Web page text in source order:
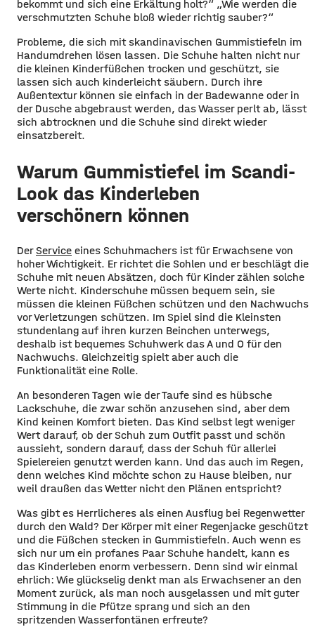
bekommt und sich eine Erkältung holt?“ „Wie werden die
verschmutzten Schuhe bloß wieder richtig sauber?“
Probleme, die sich mit skandinavischen Gummistiefeln im
Handumdrehen lösen lassen. Die Schuhe halten nicht nur
die kleinen Kinderfüßchen trocken und geschützt, sie
lassen sich auch kinderleicht säubern. Durch ihre
Außentextur können sie einfach in der Badewanne oder in
der Dusche abgebraust werden, das Wasser perlt ab, lässt
sich abtrocknen und die Schuhe sind direkt wieder
einsatzbereit.
Warum Gummistiefel im Scandi-
Look das Kinderleben
verschönern können
DerService eines Schuhmachers ist für Erwachsene von
hoher Wichtigkeit. Er richtet die Sohlen und er beschlägt die
Schuhe mit neuen Absätzen, doch für Kinder zählen solche
Werte nicht. Kinderschuhe müssen bequem sein, sie
müssen die kleinen Füßchen schützen und den Nachwuchs
vor Verletzungen schützen. Im Spiel sind die Kleinsten
stundenlang auf ihren kurzen Beinchen unterwegs,
deshalb ist bequemes Schuhwerk das A und O für den
Nachwuchs. Gleichzeitig spielt aber auch die
Funktionalität eine Rolle.
An besonderen Tagen wie der Taufe sind es hübsche
Lackschuhe, die zwar schön anzusehen sind, aber dem
Kind keinen Komfort bieten. Das Kind selbst legt weniger
Wert darauf, ob der Schuh zum Outfit passt und schön
aussieht, sondern darauf, dass der Schuh für allerlei
Spielereien genutzt werden kann. Und das auch im Regen,
denn welches Kind möchte schon zu Hause bleiben, nur
weil draußen das Wetter nicht den Plänen entspricht?
Was gibt es Herrlicheres als einen Ausflug bei Regenwetter
durch den Wald? Der Körper mit einer Regenjacke geschützt
und die Füßchen stecken in Gummistiefeln. Auch wenn es
sich nur um ein profanes Paar Schuhe handelt, kann es
das Kinderleben enorm verbessern. Denn sind wir einmal
ehrlich: Wie glückselig denkt man als Erwachsener an den
Moment zurück, als man noch ausgelassen und mit guter
Stimmung in die Pfütze sprang und sich an den
spritzenden Wasserfontänen erfreute?